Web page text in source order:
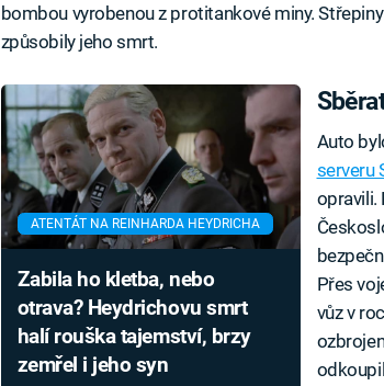
bombou vyrobenou z protitankové miny.
způsobily jeho smrt.
ATENTÁT NA REINHARDA HEYDRICHA
Zabila ho kletba, nebo
otrava? Heydrichovu smrt
halí rouška tajemství, brzy
zemřel i jeho syn
Auto
serveru
opravili.
Přes
vůz v